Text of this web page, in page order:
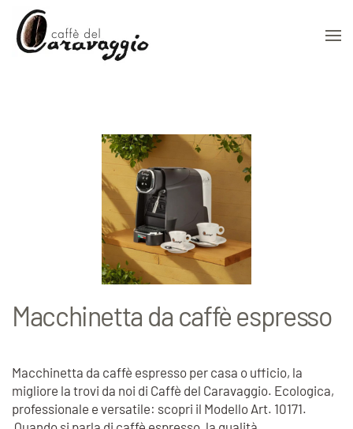
Skip to main content
Macchinetta da caffè espresso
Macchinetta da caffè espresso per casa o ufficio, la
migliore la trovi da noi di Caffè del Caravaggio. Ecologica,
professionale e versatile: scopri il Modello Art. 10171.